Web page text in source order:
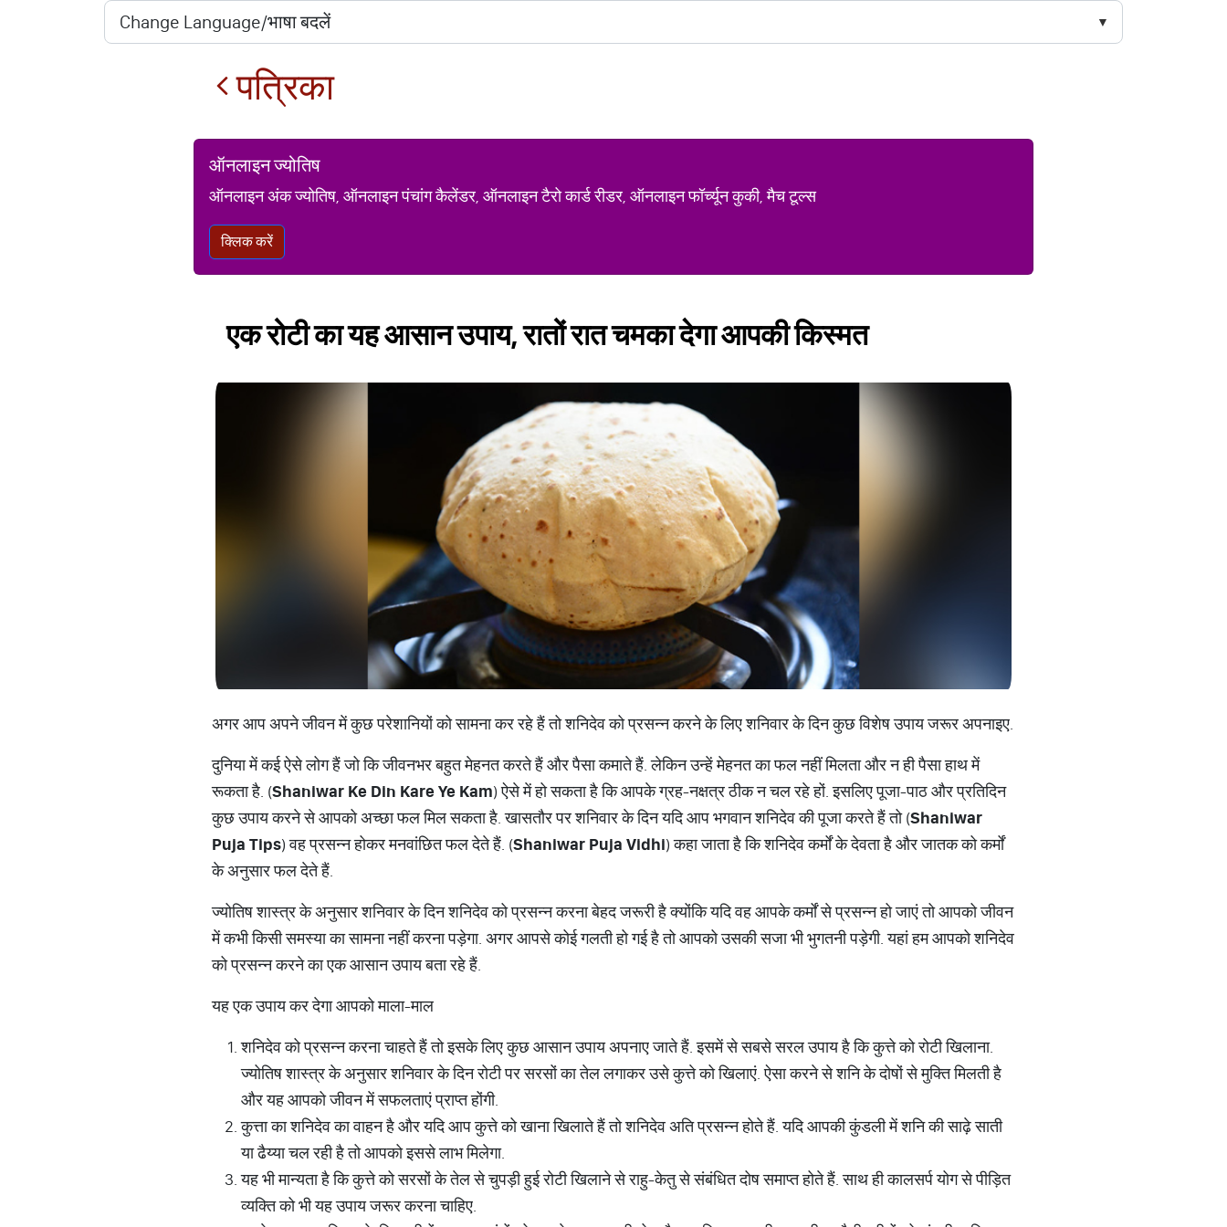
पत्रिका
ऑनलाइन ज्योतिष
ऑनलाइन अंक ज्योतिष, ऑनलाइन पंचांग कैलेंडर, ऑनलाइन टैरो कार्ड रीडर, ऑनलाइन फॉर्च्यून कुकी, मैच टूल्स
क्लिक करें
एक रो​टी का यह आसान उपाय, रातों रात चमका देगा आपकी किस्मत
अगर आप अपने जीवन में कुछ परेशानियों को सामना कर रहे हैं तो शनिदेव को प्रसन्न करने के लिए शनिवार के दिन कुछ विशेष उपाय जरूर अपनाइए.
दुनिया में कई ऐसे लोग हैं जो कि जीवनभर बहुत मेहनत करते हैं और पैसा कमाते हैं. लेकिन उन्हें मेहनत का फल नहीं मिलता और न ही पैसा हाथ में
रूकता है. (Shaniwar Ke Din Kare Ye Kam) ऐसे में हो सकता है कि आपके ग्रह-नक्षत्र ठीक न चल रहे हों. इसलिए पूजा-पाठ और प्रतिदिन
कुछ उपाय करने से आपको अच्छा फल मिल सकता है. खासतौर पर शनिवार के दिन यदि आप भगवान शनिदेव की पूजा करते हैं तो (Shaniwar
Puja Tips) वह प्रसन्न होकर मनवांछित फल देते हैं. (Shaniwar Puja Vidhi) कहा जाता है कि शनिदेव कर्मों के देवता है और जातक को कर्मों
के अनुसार फल देते हैं.
ज्योतिष शास्त्र के अनुसार शनिवार के दिन शनिदेव को प्रसन्न करना बेहद जरूरी है क्योंकि यदि वह आपके कर्मों से प्रसन्न हो जाएं तो आपको जीवन
में कभी किसी समस्या का सामना नहीं करना पड़ेगा. अगर आपसे कोई गलती हो गई है तो आपको उसकी सजा भी भुगतनी पड़ेगी. यहां हम आपको शनिदेव
को प्रसन्न करने का एक आसान उपाय बता रहे हैं.
यह एक उपाय कर देगा आपको माला-माल
शनिदेव को प्रसन्न करना चाहते हैं तो इसके लिए कुछ आसान उपाय अपनाए जाते हैं. इसमें से सबसे सरल उपाय है कि कुत्ते को रोटी खिलाना.
ज्योतिष शास्त्र के अनुसार शनिवार के दिन रोटी पर सरसों का तेल लगाकर उसे कुत्ते को खिलाएं. ऐसा करने से शनि के दोषों से मुक्ति मिलती है
और यह आपको जीवन में सफलताएं प्राप्त होंगी.
कुत्ता का शनिदेव का वाहन है और यदि आप कुत्ते को खाना खिलाते हैं तो शनिदेव अति प्रसन्न होते हैं. यदि आपकी कुंडली में शनि की साढ़े साती
या ढैय्या चल रही है तो आपको इससे लाभ मिलेगा.
यह भी मान्यता है कि कुत्ते को सरसों के तेल से चुपड़ी हुई रोटी खिलाने से राहु-केतु से संबंधित दोष समाप्त होते हैं. साथ ही कालसर्प योग से पीड़ित
व्यक्ति को भी यह उपाय जरूर करना चाहिए.